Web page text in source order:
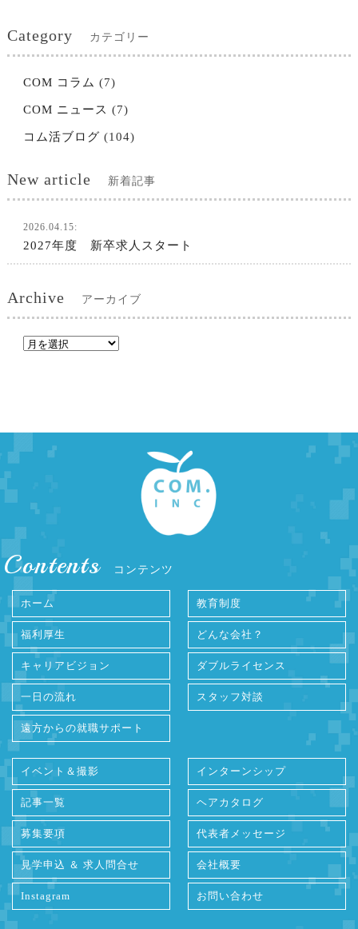
Category カテゴリー
COM コラム (7)
COM ニュース (7)
コム活ブログ (104)
New article 新着記事
2026.04.15:
2027年度 新卒求人スタート
Archive アーカイブ
Contents コンテンツ
ホーム 教育制度
福利厚生 どんな会社？
キャリアビジョン ダブルライセンス
一日の流れ スタッフ対談
遠方からの就職サポート
イベント＆撮影 インターンシップ
記事一覧 ヘアカタログ
募集要項 代表者メッセージ
見学申込 ＆ 求人問合せ 会社概要
Instagram お問い合わせ